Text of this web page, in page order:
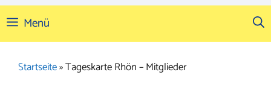
Menü
Startseite»Tageskarte Rhön – Mitglieder